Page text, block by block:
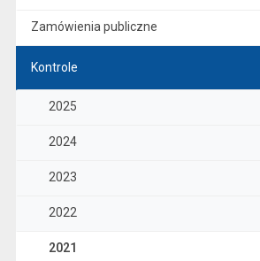
Zamówienia publiczne
Kontrole
2025
2024
2023
2022
2021